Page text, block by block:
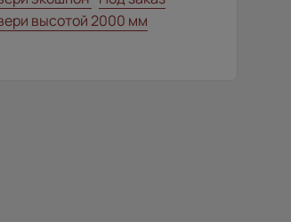
высотой 2000 мм